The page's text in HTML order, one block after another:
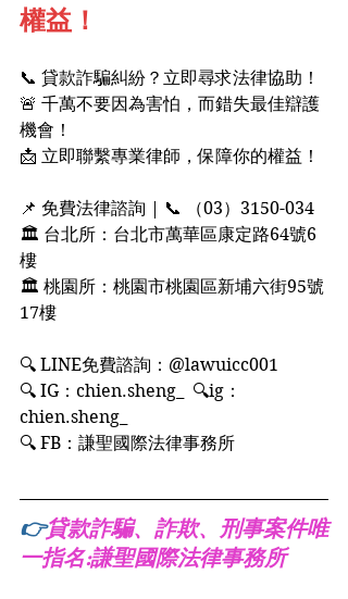
權益！
📞 貸款詐騙糾紛？立即尋求法律協助！
🚨 千萬不要因為害怕，而錯失最佳辯護
機會！
📩 立即聯繫專業律師，保障你的權益！
📌 免費法律諮詢 | 📞 （03）3150-034
🏛 台北所：台北市萬華區康定路64號6
樓
🏛 桃園所：桃園市桃園區新埔六街95號
17樓
🔍 LINE免費諮詢：@lawuicc001
🔍 IG：chien.sheng_  🔍ig：
chien.sheng_
🔍 FB：謙聖國際法律事務所
👉貸款詐騙、詐欺、刑事案件唯
一指名:謙聖國際法律事務所